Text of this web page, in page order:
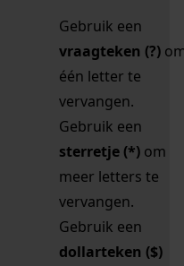
Gebruik een
vraagteken (?)
één letter te
vervangen.
Gebruik een
sterretje (*) om
meer letters te
vervangen.
Gebruik een
dollarteken ($)